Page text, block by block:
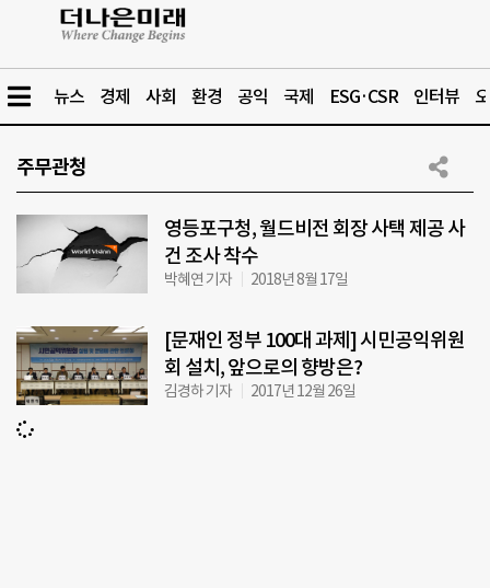
뉴스 경제 사회 환경 공익 국제 ESG·CSR 인터뷰
주무관청
영등포구청, 월드비전 회장 사택 제공 사
건 조사 착수
박혜연 기자 2018년 8월 17일
[문재인 정부 100대 과제] 시민공익위원
회 설치, 앞으로의 향방은?
김경하 기자 2017년 12월 26일